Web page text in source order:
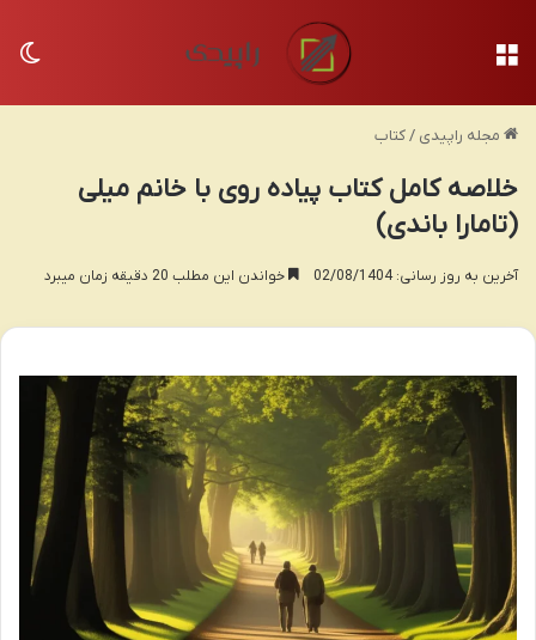
مجله راپیدی /کتاب
خلاصه کامل کتاب پیاده روی با خانم میلی
(تامارا باندی)
آخرین به روز رسانی: 02/08/1404 خواندن این مطلب 20 دقیقه زمان میبرد